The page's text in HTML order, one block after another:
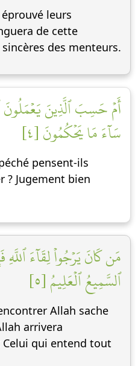
leurs
de cette
des menteurs.
أَمۡ حَسِبَ ٱلَّذِينَ يَعۡمَلُونَ
سَآءَ مَا يَحۡكُمُونَ [٤]
pensent-ils
? Jugement bien
مَن كَانَ يَرۡجُواْ لِقَآءَ
ٱلسَّمِيعُ ٱلۡعَلِيمُ [٥]
Allah sache
arrivera
qui entend tout